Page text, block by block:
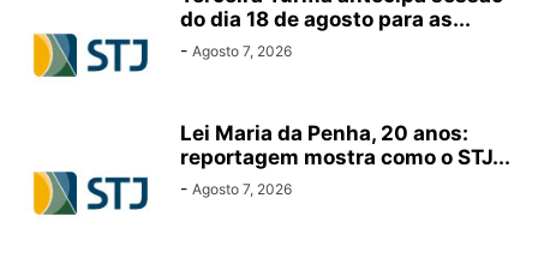
do dia 18 de agosto para as...
- Agosto 7, 2026
Lei Maria da Penha, 20 anos:
reportagem mostra como o STJ...
- Agosto 7, 2026